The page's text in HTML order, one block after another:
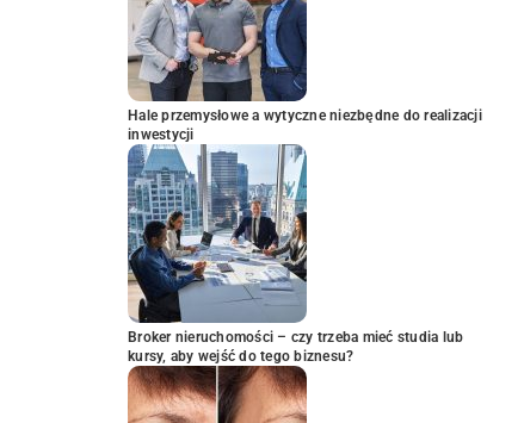
Hale przemysłowe a wytyczne niezbędne do realizacji
inwestycji
Broker nieruchomości – czy trzeba mieć studia lub
kursy, aby wejść do tego biznesu?